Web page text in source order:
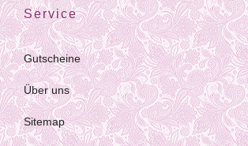
Service
Gutscheine
Über uns
Sitemap